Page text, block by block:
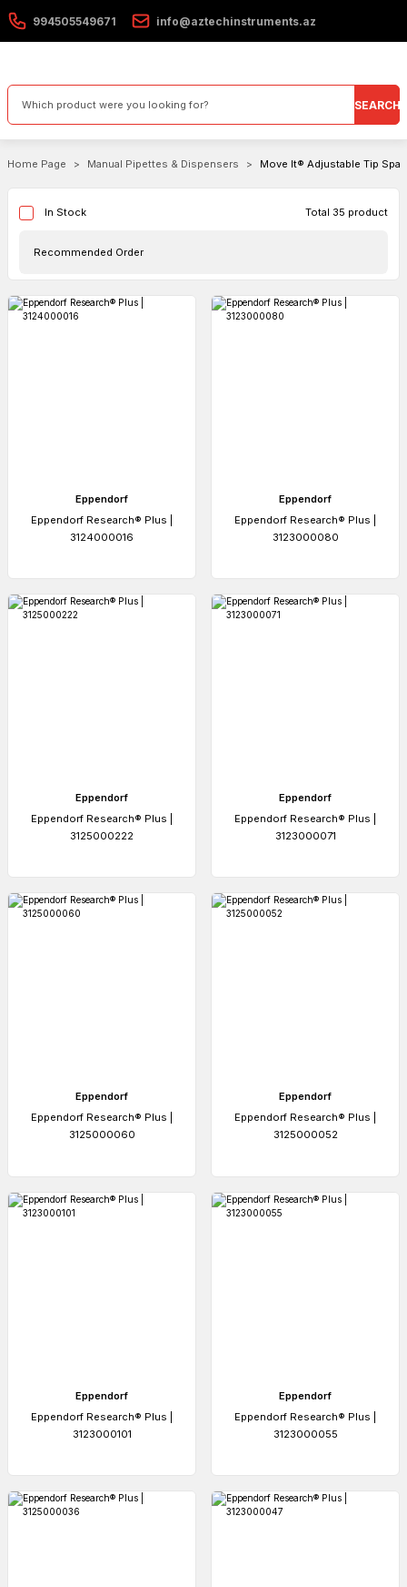
994505549671 info@aztechinstruments.az
SEARCH
Home Page Manual Pipettes & Dispensers Move It® Adjustable Tip
In Stock Total 35 product
Eppendorf
Eppendorf Research® Plus |
3124000016
Eppendorf
Eppendorf Research® Plus |
3123000080
Eppendorf
Eppendorf Research® Plus |
3125000222
Eppendorf
Eppendorf Research® Plus |
3123000071
Eppendorf
Eppendorf Research® Plus |
3125000060
Eppendorf
Eppendorf Research® Plus |
3125000052
Eppendorf
Eppendorf Research® Plus |
3123000101
Eppendorf
Eppendorf Research® Plus |
3123000055